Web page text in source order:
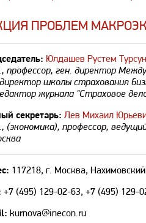
ПРОБЛЕМ
Юлдашев Рустем
профессор, ген. директор
школы страхования
журнала "Страховое
секретарь: Лев Михаил
(экономика), профессор,
117218, г. Москва,
+7 (495) 129-02-63, +7 (495) 129-
kurnova@inecon.ru